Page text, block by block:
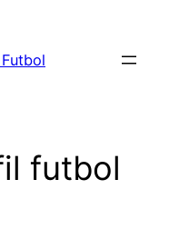
futbol